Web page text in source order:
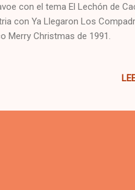
con el tema El Lechón de
con Ya Llegaron Los
Merry Christmas de 1991.